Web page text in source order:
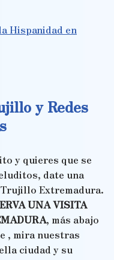
Hispanidad en
y Redes
y quieres que se
date una
Extremadura.
UNA VISITA
, más abajo
, mira nuestras
ciudad y su